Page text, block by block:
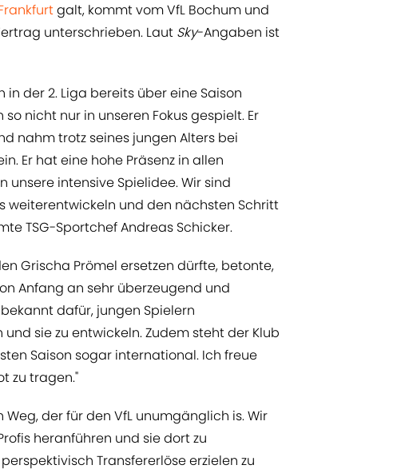
galt, kommt vom VfL Bochum und
unterschrieben. Laut Sky-Angaben ist
der 2. Liga bereits über eine Saison
nicht nur in unseren Fokus gespielt. Er
nahm trotz seines jungen Alters bei
Er hat eine hohe Präsenz in allen
intensive Spielidee. Wir sind
weiterentwickeln und den nächsten Schritt
TSG-Sportchef Andreas Schicker.
Grischa Prömel ersetzen dürfte, betonte,
Anfang an sehr überzeugend und
dafür, jungen Spielern
sie zu entwickeln. Zudem steht der Klub
Saison sogar international. Ich freue
zu tragen."
der für den VfL unumgänglich is. Wir
heranführen und sie dort zu
Transfererlöse erzielen zu